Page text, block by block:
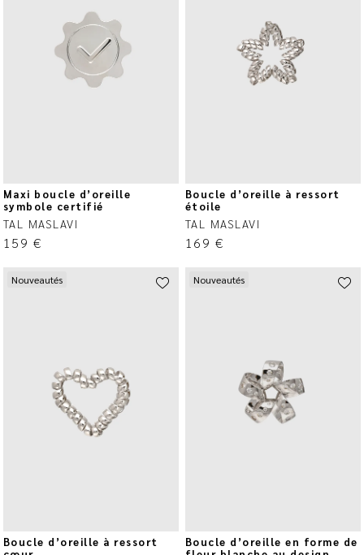
Maxi boucle d’oreille
symbole certifié
TAL MASLAVI
159 €
Boucle d’oreille à ressort
étoile
TAL MASLAVI
169 €
Nouveautés
Boucle d’oreille à ressort
Nouveautés
Boucle d’oreille en forme de